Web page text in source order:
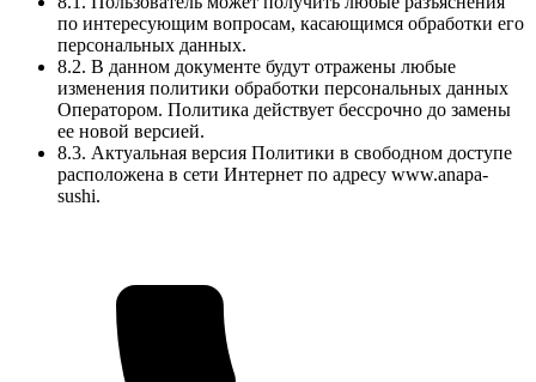
по интересующим вопросам, касающимся обработки его
персональных данных.
8.2. В данном документе будут отражены любые
изменения политики обработки персональных данных
Оператором. Политика действует бессрочно до замены
ее новой версией.
8.3. Актуальная версия Политики в свободном доступе
расположена в сети Интернет по адресу www.anapa-
sushi.